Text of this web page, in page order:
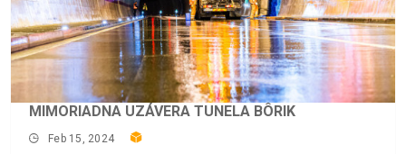
MIMORIADNA UZÁVERA TUNELA BÔRIK
Feb 15, 2024